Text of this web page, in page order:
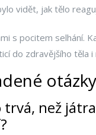
vidět, jak tělo
s pocitem selhání.
do zdravějšího těla i
otázky
trvá, než